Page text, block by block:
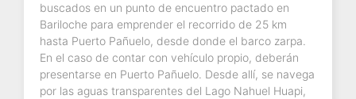
buscados en un punto de encuentro pactado en
Bariloche para emprender el recorrido de 25 km
hasta Puerto Pañuelo, desde donde el barco zarpa.
En el caso de contar con vehículo propio, deberán
presentarse en Puerto Pañuelo. Desde allí, se navega
por las aguas transparentes del Lago Nahuel Huapi,